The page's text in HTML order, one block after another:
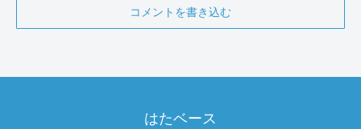
コメントを書き込む
はたベース